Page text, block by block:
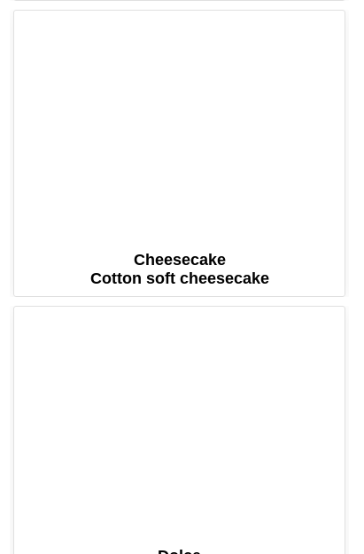
Cheesecake
Cotton soft cheesecake